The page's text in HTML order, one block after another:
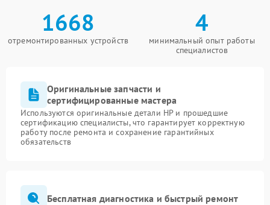
1668
отремонтированных устройств
4
минимальный опыт работы
специалистов
Оригинальные запчасти и
сертифицированные мастера
Используются оригинальные детали HP и прошедшие
сертификацию специалисты, что гарантирует корректную
работу после ремонта и сохранение гарантийных
обязательств
Бесплатная диагностика и быстрый ремонт